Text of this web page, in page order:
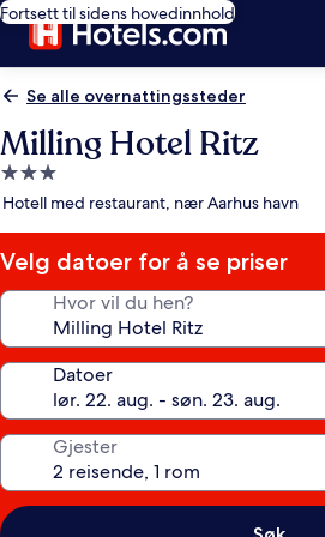
Fortsett til sidens hovedinnhold
Se alle overnattingssteder
Milling Hotel Ritz
Overnattingssted
med
stjerner
Hotell med restaurant, nær Aarhus havn
Velg datoer for å se priser
Hvor vil du hen?
Datoer
Gjester